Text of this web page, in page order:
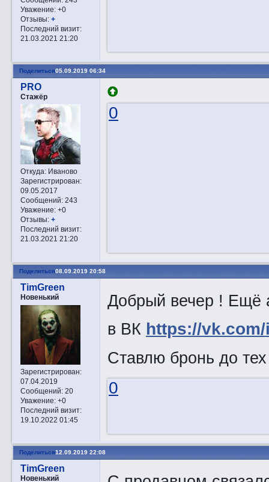
Уважение: +0
Отзывы: +
Последний визит:
21.03.2021 21:20
Поделиться05.09.2019 06:34
PRO
Стажёр
Откуда:Иваново
Зарегистрирован:
09.05.2017
Сообщений:243
Уважение: +0
Отзывы: +
Последний визит:
21.03.2021 21:20
0
Поделиться08.09.2019 20:58
TimGreen
Новенький
Зарегистрирован:
07.04.2019
Сообщений:20
Уважение: +0
Последний визит:
19.10.2022 01:45
Добрый вечер ! Ещё
в ВК https://vk.com/
Ставлю бронь до
0
Поделиться12.09.2019 22:08
TimGreen
Новенький